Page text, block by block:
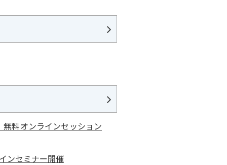
料オンラインセッション
ンセミナー開催